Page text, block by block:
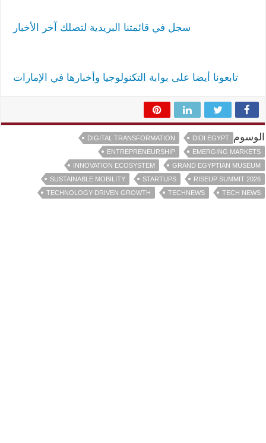
سجل في قائمتنا البريدية لتصلك آخر الأخبار
تابعونا أيضا على بوابة التكنولوجيا وأخبارها في الإمارات
الوسوم DIDI EGYPT
DIGITAL TRANSFORMATION
EMERGING MARKETS
ENTREPRENEURSHIP
GRAND EGYPTIAN MUSEUM
INNOVATION ECOSYSTEM
RISEUP SUMMIT 2026
STARTUPS
SUSTAINABLE MOBILITY
TECH NEWS
TECHNEWS
TECHNOLOGY-DRIVEN GROWTH